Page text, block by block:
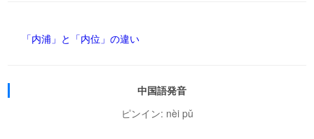
「内浦」と「内位」の違い
中国語発音
ピンイン: nèi pǔ